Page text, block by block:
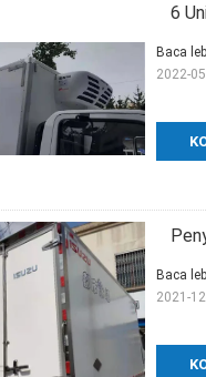
6
Baca
2022-
Baca
2021-